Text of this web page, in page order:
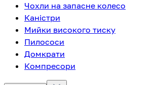
Чохли на запасне колесо
Каністри
Мийки високого тиску
Пилососи
Домкрати
Компресори